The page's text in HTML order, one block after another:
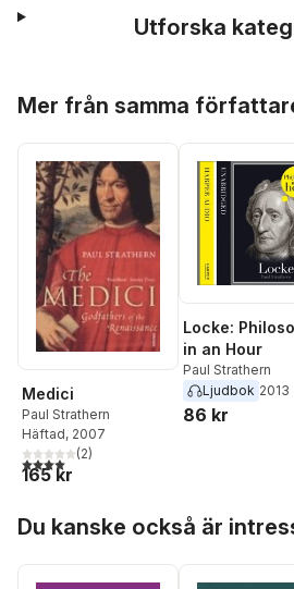
Utforska
Mer från samma
Medici
Paul Strathern
Häftad, 2007
4,0utav 5 stjärnor. Totalt antal röster:
(2)
165 kr
Locke:
in an Hour
Paul Strathern
Ljudbok 2013
86 kr
Du kanske också är